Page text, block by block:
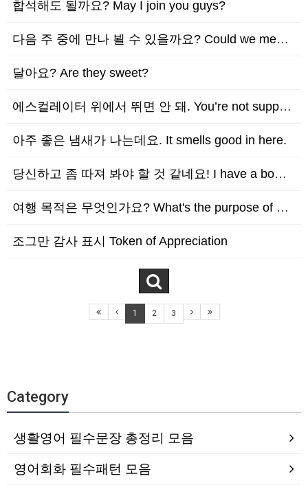
합석해도 될까요? May I join you guys?
다음 주 중에 만나 뵐 수 있을까요? Could we meet sometime next w…
달아요? Are they sweet?
에스컬레이터 위에서 뛰면 안 돼. You’re not supposed to run on t…
아주 좋은 냄새가 나는데요. It smells good in here.
당신하고 좀 따져 봐야 할 것 같네요! I have a bone to pick with y…
여행 목적은 무엇인가요? What's the purpose of your trip?
조그만 감사 표시 Token of Appreciation
1 2 3
Category
생활영어 필수문장 총정리 모음
영어회화 필수패턴 모음